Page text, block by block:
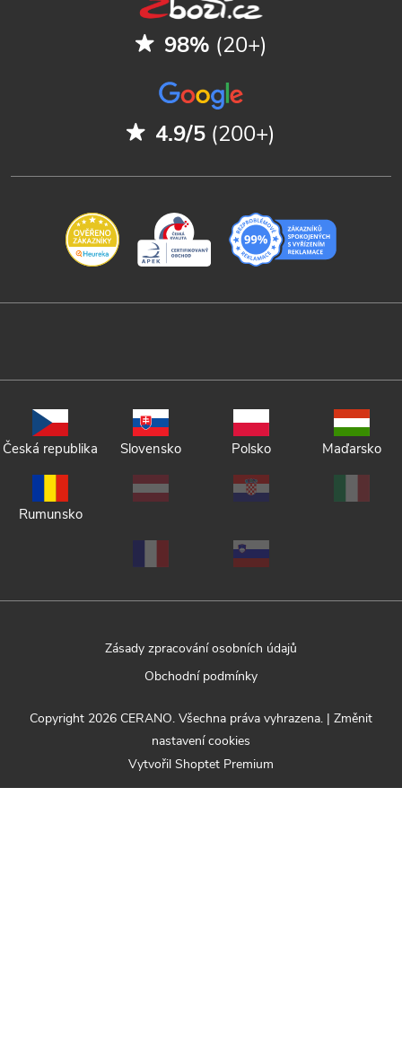
98% (20+)
4.9/5 (200+)
Česká republika Slovensko Polsko Maďarsko
Rumunsko
Zásady zpracování osobních údajů
Obchodní podmínky
Vytvořil Shoptet Premium
Copyright 2026 CERANO. Všechna práva vyhrazena. | Změnit
nastavení cookies